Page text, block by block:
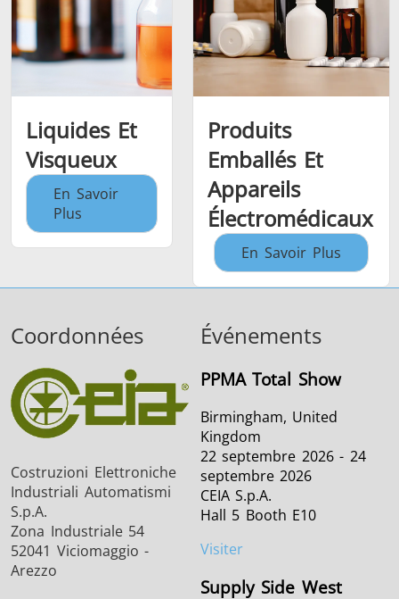
Liquides Et
Visqueux
En Savoir
Plus
Produits
Emballés Et
Appareils
Électromédicaux
En Savoir Plus
Coordonnées
Costruzioni Elettroniche
Industriali Automatismi
S.p.A.
Zona Industriale 54
52041 Viciomaggio -
Arezzo
Événements
PPMA Total Show
Birmingham, United
Kingdom
22 septembre 2026 - 24
septembre 2026
CEIA S.p.A.
Hall 5 Booth E10
Visiter
Supply Side West